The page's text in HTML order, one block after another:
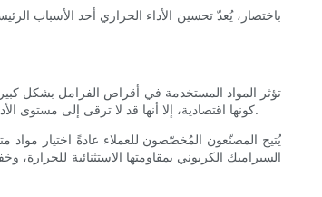
باختصار، يُعدّ تحسين الأداء الحراري أحد الأسباب
تؤثر المواد المستخدمة في أقراص الفرامل بشكل
كونها اقتصادية، إلا أنها قد لا ترقى إلى مستوى الأداء والمتانة المطلوبين في الظروف القاسية. يتيح اختيار أقراص فرامل مصممة خصيصًا خيارات واسعة من المواد التي يمكن أن تُطيل عمر نظام الفرامل بشكل ملحوظ.
يُتيح المصنّعون المُخصّصون للعملاء عادةً اختيار مواد
السيراميك الكربوني بمقاومتها الاستثنائية